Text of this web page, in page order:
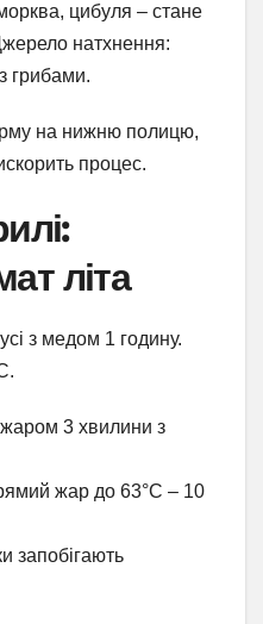
цибуля – стане
натхнення:
грибами.
на нижню полицю,
процес.
літа
з медом 1 годину.
3 хвилини з
жар до 63°C – 10
запобігають